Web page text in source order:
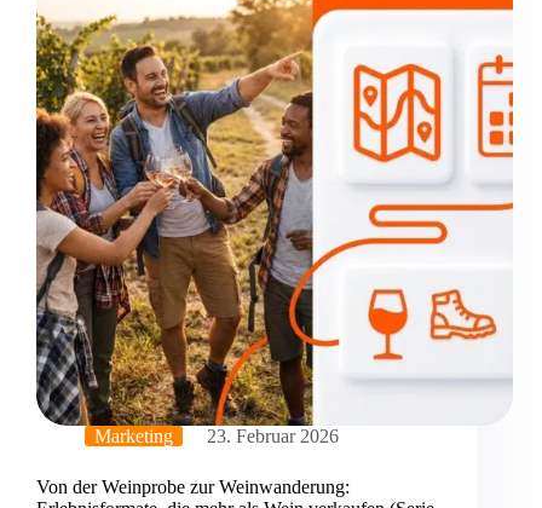
Marketing 23. Februar 2026
Von der Weinprobe zur Weinwanderung: